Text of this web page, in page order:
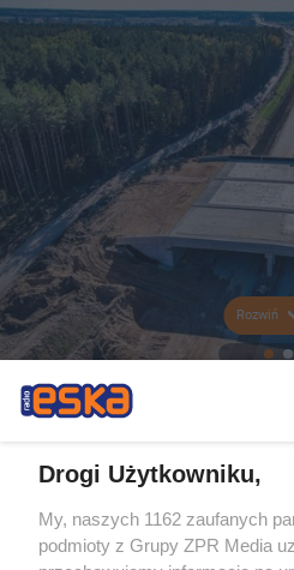
Rozwiń
Drogi Użytkowniku,
My, naszych 1162 zaufanych
podmioty z Grupy ZPR Media